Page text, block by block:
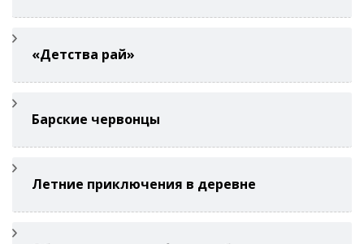
«Детства рай»
Барские червонцы
Летние приключения в деревне